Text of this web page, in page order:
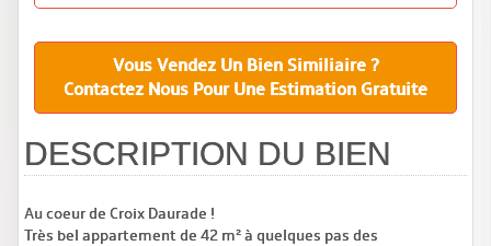
Vous Vendez Un Bien Similiaire ?
Contactez Nous Pour Une Estimation Gratuite
DESCRIPTION DU BIEN
Au coeur de Croix Daurade !
Très bel appartement de 42 m² à quelques pas des